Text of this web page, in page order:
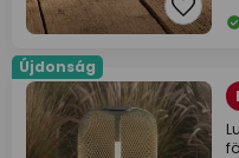
Újdonság